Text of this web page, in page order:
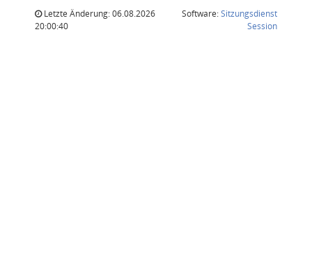
Letzte Änderung: 06.08.2026
20:00:40
Software:Sitzungsdienst
Session(Wird in